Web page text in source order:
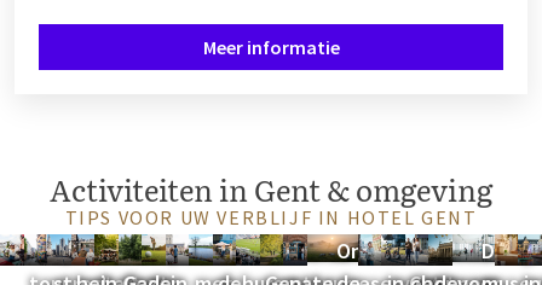
Meer informatie
Activiteiten in Gent & omgeving
TIPS VOOR UW VERBLIJF IN HOTEL GENT
Vespa
Culturele
Ontdek
Boottrip
Zomerbar
Fietsen in
Golfen
GentOntdek
Fietsen
KAAWandelen in
WatOntdekWinkelen
e-Ontdek
Museum